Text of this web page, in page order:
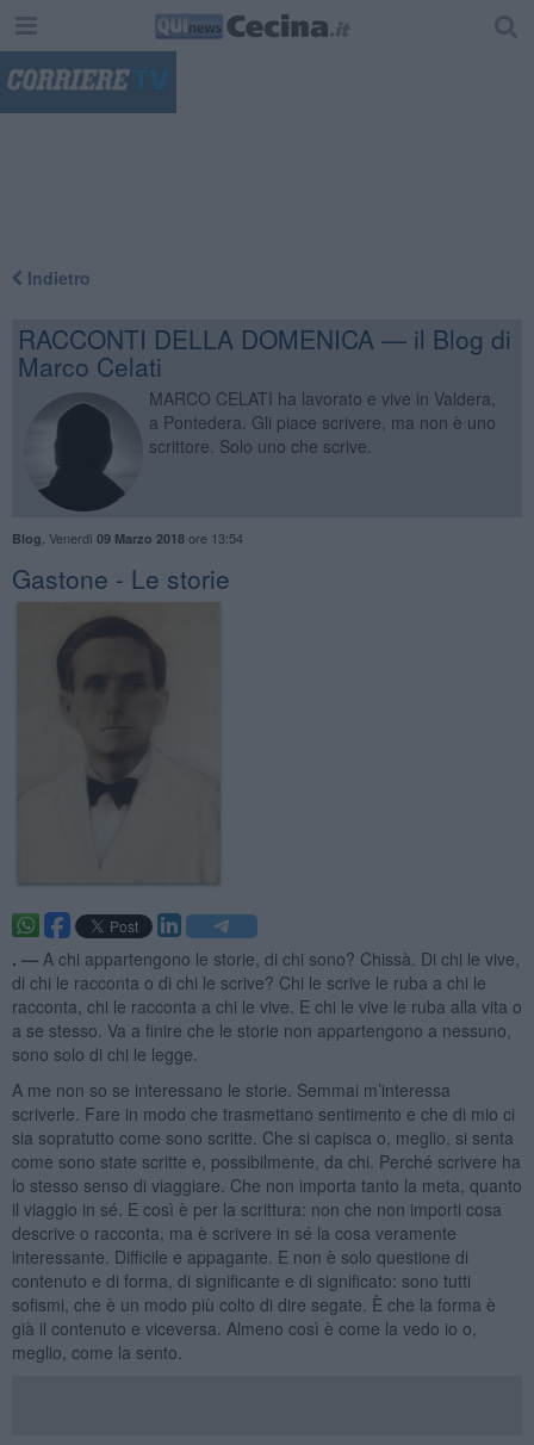
Indietro
RACCONTI DELLA DOMENICA — il Blog di
Marco Celati
MARCO CELATI ha lavorato e vive in Valdera,
a Pontedera. Gli piace scrivere, ma non è uno
scrittore. Solo uno che scrive.
Blog Venerdì 09 Marzo 2018ore 13:54
Gastone - Le storie
. — A chi appartengono le storie, di chi sono? Chissà. Di chi le vive,
di chi le racconta o di chi le scrive? Chi le scrive le ruba a chi le
racconta, chi le racconta a chi le vive. E chi le vive le ruba alla vita o
a se stesso. Va a finire che le storie non appartengono a nessuno,
sono solo di chi le legge.
A me non so se interessano le storie. Semmai m’interessa
scriverle. Fare in modo che trasmettano sentimento e che di mio ci
sia sopratutto come sono scritte. Che si capisca o, meglio, si senta
come sono state scritte e, possibilmente, da chi. Perché scrivere ha
lo stesso senso di viaggiare. Che non importa tanto la meta, quanto
il viaggio in sé. E così è per la scrittura: non che non importi cosa
descrive o racconta, ma è scrivere in sé la cosa veramente
interessante. Difficile e appagante. E non è solo questione di
contenuto e di forma, di significante e di significato: sono tutti
sofismi, che è un modo più colto di dire segate. È che la forma è
già il contenuto e viceversa. Almeno così è come la vedo io o,
meglio, come la sento.